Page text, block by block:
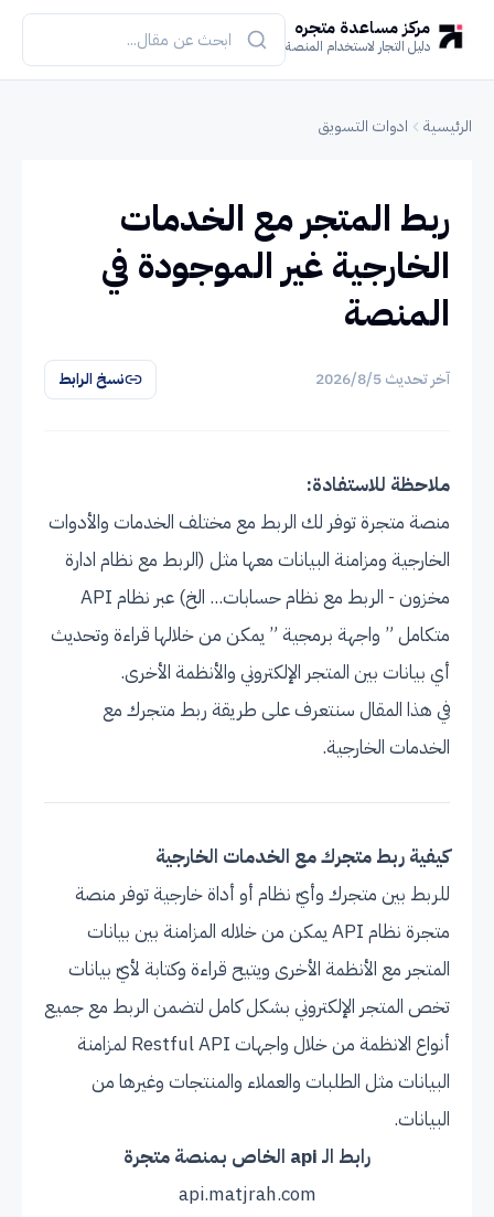
مركز مساعدة متجره
دليل التجار لاستخدام المنصة
الرئيسية ادوات التسويق
ربط المتجر مع الخدمات
الخارجية غير الموجودة في
المنصة
آخر تحديث5‏/8‏/2026 نسخ الرابط
ملاحظة للاستفادة:
منصة متجرة توفر لك الربط مع مختلف الخدمات والأدوات
الخارجية ومزامنة البيانات معها مثل (الربط مع نظام ادارة
مخزون - الربط مع نظام حسابات... الخ) عبر نظام API
متكامل ” واجهة برمجية ” يمكن من خلالها قراءة وتحديث
أي بيانات بين المتجر الإلكتروني والأنظمة الأخرى.
في هذا المقال سنتعرف على طريقة ربط متجرك مع
الخدمات الخارجية.
كيفية ربط متجرك مع الخدمات الخارجية
للربط بين متجرك وأيّ نظام أو أداة خارجية توفر منصة
متجرة نظام API يمكن من خلاله المزامنة بين بيانات
المتجر مع الأنظمة الأخرى ويتيح قراءة وكتابة لأيّ بيانات
تخص المتجر الإلكتروني بشكل كامل لتضمن الربط مع جميع
أنواع الانظمة من خلال واجهات Restful API لمزامنة
البيانات مثل الطلبات والعملاء والمنتجات وغيرها من
البيانات.
رابط الـ api الخاص بمنصة متجرة
api.matjrah.com